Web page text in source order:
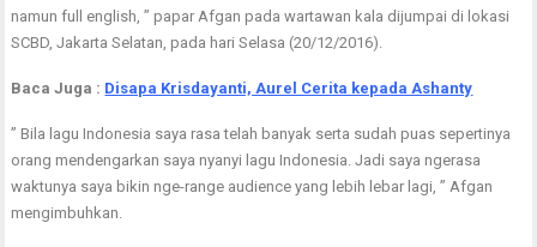
namun full english, ” papar Afgan pada wartawan kala dijumpai di lokasi
SCBD, Jakarta Selatan, pada hari Selasa (20/12/2016).
Baca Juga : Disapa Krisdayanti, Aurel Cerita kepada Ashanty
” Bila lagu Indonesia saya rasa telah banyak serta sudah puas sepertinya
orang mendengarkan saya nyanyi lagu Indonesia. Jadi saya ngerasa
waktunya saya bikin nge-range audience yang lebih lebar lagi, ” Afgan
mengimbuhkan.